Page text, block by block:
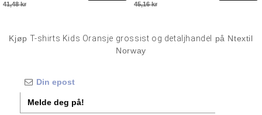
41,48 kr 45,16 kr
KjøpT-shirts Kids Oransje grossist og detaljhandel
på Ntextil
Norway
Melde deg på!